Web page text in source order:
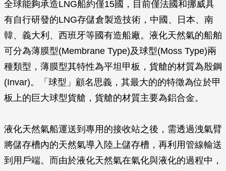
全球能夠承造LNG船約僅15國，目前僅法國和挪威具
有自行研發的LNG存儲倉製造技術，中國、日本、南
韓、義大利、西班牙等國有造船廠。液化天然氣的船舶
可分為薄膜型(Membrane Type)及球型(Moss Type)兩
種類型，薄膜型其特性為平坦甲板，貨艙的材質為殷鋼
(Invar)。「球型」顧名思義，其最大的的特徵為位於甲
板上的巨大球型貨艙，貨艙的材質主要為鋁合金。
液化天然氣船運送到專用的接收站之後，需透過洩氣臂
將儲存槽內的天然氣導入陸上儲存槽，再利用管線輸送
到用戶端。而由於液化天然氣在氣化與液化的過程中，